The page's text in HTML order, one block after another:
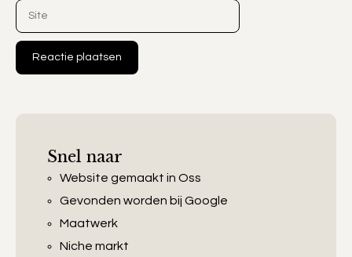
Site
Snel naar
Website gemaakt in Oss
Gevonden worden bij Google
Maatwerk
Niche markt